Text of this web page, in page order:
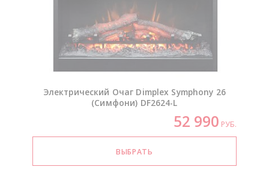
Электрический Очаг Dimplex Symphony 26
(Симфони) DF2624-L
52 990 РУБ.